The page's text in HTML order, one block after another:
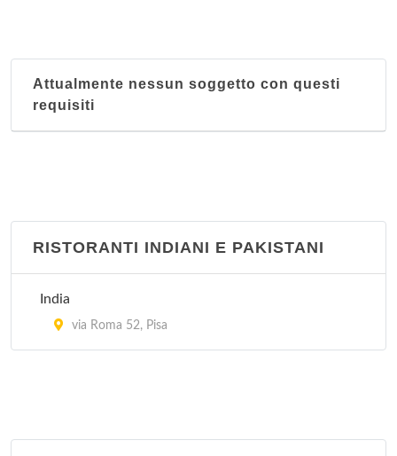
Attualmente nessun soggetto con questi
requisiti
RISTORANTI INDIANI E PAKISTANI
India
via Roma 52, Pisa